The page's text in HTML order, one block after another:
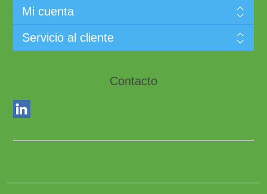
Mi cuenta
Servicio al cliente
Contacto